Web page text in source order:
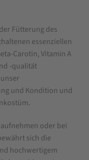
Fütterung des
essenziellen
Carotin, Vitamin A
-qualität
und Kondition und
oder bei
sich die
hochwertigem